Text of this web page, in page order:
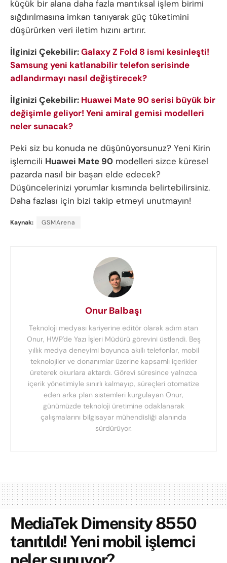
küçük bir alana daha fazla mantıksal işlem birimi
sığdırılmasına imkan tanıyarak güç tüketimini
düşürürken veri iletim hızını artırır.
İlginizi Çekebilir:Galaxy Z Fold 8 ismi kesinleşti!
Samsung yeni katlanabilir telefon serisinde
adlandırmayı nasıl değiştirecek?
İlginizi Çekebilir: Huawei Mate 90 serisi büyük bir
değişimle geliyor! Yeni amiral gemisi modelleri
neler sunacak?
Peki siz bu konuda ne düşünüyorsunuz? Yeni Kirin
işlemcili Huawei Mate 90 modelleri sizce küresel
pazarda nasıl bir başarı elde edecek?
Düşüncelerinizi yorumlar kısmında belirtebilirsiniz.
Daha fazlası için bizi takip etmeyi unutmayın!
Kaynak: GSMArena
Onur Balbaşı
Teknoloji medyası kariyerine editör olarak adım atan
Onur, HWP'de Yazı İşleri Müdürü görevini üstlendi. Beş
yıllık medya deneyimi boyunca akıllı telefonlar, mobil
teknolojiler ve donanımlar üzerine kapsamlı içerikler
üreterek okurlara aktardı. Görevi süresince yalnızca
içerik yönetimiyle sınırlı kalmayıp, süreçleri otomatize
eden arka plan sistemleri kurgulayan Onur,
günümüzde teknoloji üretimine odaklanarak
çalışmalarını bilgisayar mühendisliği alanında
sürdürüyor.
MediaTek Dimensity 8550
tanıtıldı! Yeni mobil işlemci